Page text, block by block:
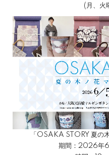
(月、火
「OSAKA STORY 夏の
期間：2026年6